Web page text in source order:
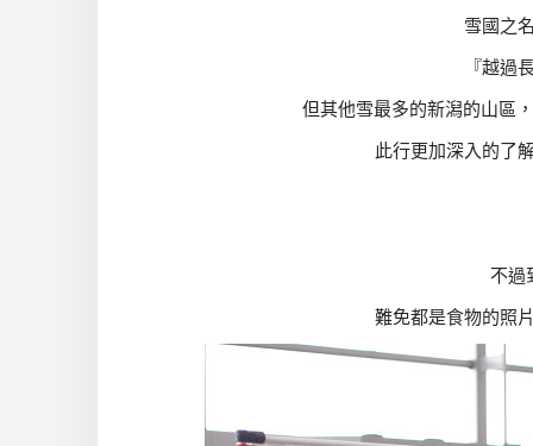
雪國之
『越過
但其他雪最多的新潟的山區
此行更加深入的了
不過
難免都是食物的照